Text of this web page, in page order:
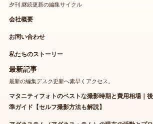
夕刊 継続更新の編集サイクル
会社概要
お問い合わせ
私たちのストーリー
最新記事
最新の編集デスク更新へ素早くアクセス。
マタニティフォトのベストな撮影時期と費用相場｜
準ガイド【セルフ撮影方法も解説】